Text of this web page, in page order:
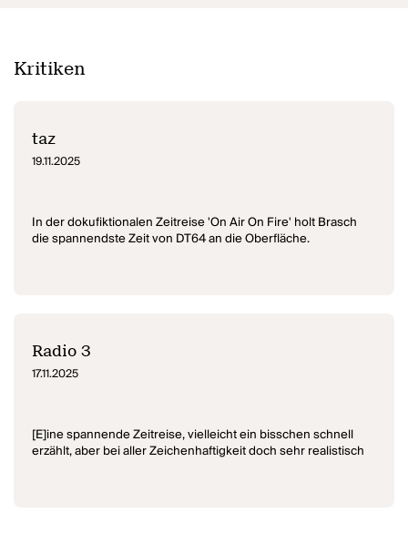
Kritiken
taz
19.11.2025
In der dokufiktionalen Zeitreise 'On Air On Fire' holt Brasch
die spannendste Zeit von DT64 an die Oberfläche.
Radio 3
17.11.2025
[E]ine spannende Zeitreise, vielleicht ein bisschen schnell
erzählt, aber bei aller Zeichenhaftigkeit doch sehr realistisch